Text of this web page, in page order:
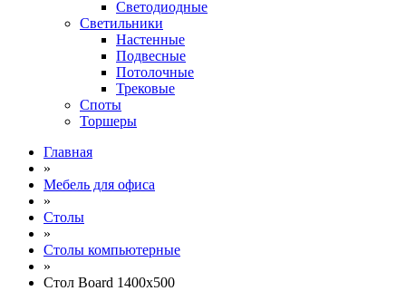
Светодиодные
Светильники
Настенные
Подвесные
Потолочные
Трековые
Споты
Торшеры
Главная
»
Мебель для офиса
»
Столы
»
Столы компьютерные
»
Стол Board 1400x500